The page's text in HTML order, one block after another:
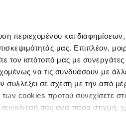
περιεχομένου και
μας. Επιπλέον,
τον ιστότοπό μας με
να τις συνδυάσουν με
συλλέξει σε σχέση με την από
των cookies προτού συνεχίσετε
σας ανά πάσα στιγμή,